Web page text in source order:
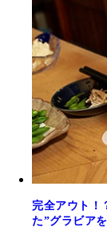
完全アウト
た”グラビア